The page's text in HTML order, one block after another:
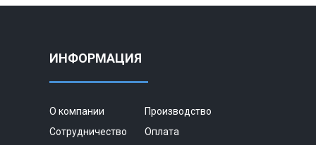
ИНФОРМАЦИЯ
О компании
Производство
Сотрудничество
Оплата